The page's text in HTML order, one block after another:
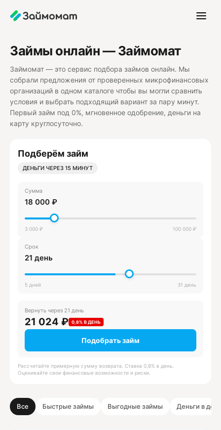
Займы онлайн — Займомат
Займомат — это сервис подбора займов онлайн. Мы
собрали предложения от проверенных микрофинансовых
организаций в одном каталоге чтобы вы могли сравнить
условия и выбрать подходящий вариант за пару минут.
Первый займ под 0%, мгновенное одобрение, деньги на
карту круглосуточно.
Подберём займ
ДЕНЬГИ ЧЕРЕЗ 15 МИНУТ
Сумма
18 000 ₽
3 000 ₽ 100 000 ₽
Срок
21 день
5 дней 31 день
Вернуть через 21 день
21 024 ₽ 0,8% В ДЕНЬ
Подобрать займ
Рассчитайте примерную сумму возврата. Ставка 0,8% в день.
Оценивайте свои финансовые возможности и риски.
Все Быстрые займы Выгодные займы Деньги в